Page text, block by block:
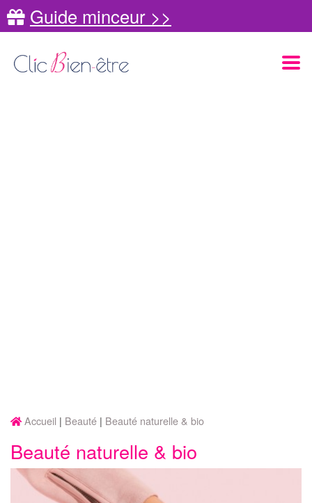
Guide minceur >>
Accueil Beauté Beauté naturelle & bio
Beauté naturelle & bio